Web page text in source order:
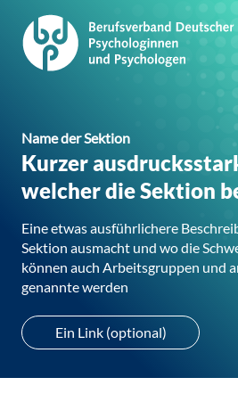
Name der Sektion
Kurzer
welcher die Sektion
Eine etwas ausführlichere
Sektion ausmacht und wo die
können auch Arbeitsgruppen und
genannte werden
Ein Link (optional)